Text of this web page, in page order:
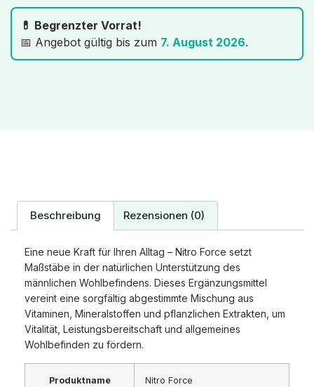
💊 Begrenzter Vorrat!
📅 Angebot gültig bis zum 7. August 2026.
Beschreibung Rezensionen (0)
Eine neue Kraft für Ihren Alltag – Nitro Force setzt
Maßstäbe in der natürlichen Unterstützung des
männlichen Wohlbefindens. Dieses Ergänzungsmittel
vereint eine sorgfältig abgestimmte Mischung aus
Vitaminen, Mineralstoffen und pflanzlichen Extrakten, um
Vitalität, Leistungsbereitschaft und allgemeines
Wohlbefinden zu fördern.
Produktname Nitro Force